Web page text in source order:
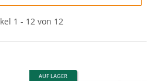
1 - 12 von 12
AUF LAGER